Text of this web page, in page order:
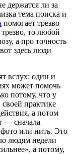
держатся ли за
тема поиска и
помогает трезво
то любой
а про точность
здесь люди
вслух: один и
может помочь
потому, что у
практике
а потом
— сначала
фото или нить. Это
людям недели
а потому,